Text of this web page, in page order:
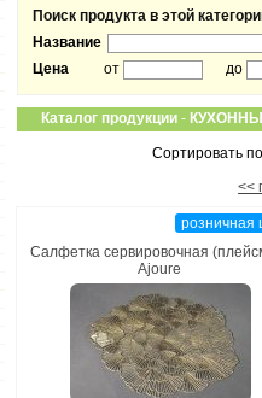
Поиск продукта в этой
Название
Цена
от до
Каталог продукции -
Сортировать
<<
розничная
Салфетка сервировочная
Ajoure